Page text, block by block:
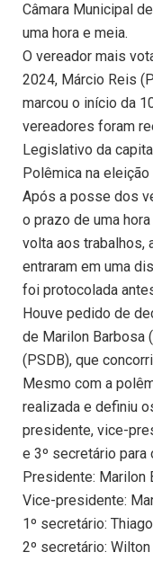
Câmara Municipal
uma hora e meia.
O vereador mais
2024, Márcio Reis
marcou o início da
vereadores foram
Legislativo da
Polêmica na
Após a posse dos
o prazo de uma
volta aos trabalhos,
entraram em uma
foi protocolada
Houve pedido de
de Marilon Barbosa
(PSDB), que
Mesmo com a
realizada e definiu
presidente, vice-
e 3º secretário
Presidente: Marilon
Vice-presidente:
1º secretário:
2º secretário: